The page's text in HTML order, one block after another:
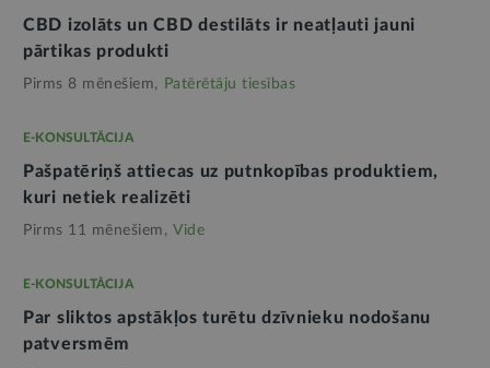
CBD izolāts un CBD destilāts ir neatļauti jauni
pārtikas produkti
Pirms 8 mēnešiem, Patērētāju tiesības
E-KONSULTĀCIJA
Pašpatēriņš attiecas uz putnkopības produktiem,
kuri netiek realizēti
Pirms 11 mēnešiem, Vide
E-KONSULTĀCIJA
Par sliktos apstākļos turētu dzīvnieku nodošanu
patversmēm